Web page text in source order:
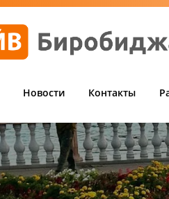
Новости Контакты